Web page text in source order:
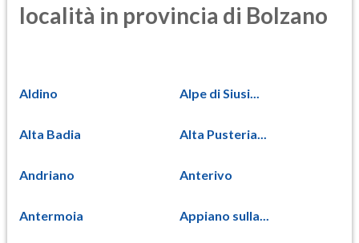
località in provincia di Bolzano
Aldino Alpe di Siusi...
Alta Badia Alta Pusteria...
Andriano Anterivo
Antermoia Appiano sulla...